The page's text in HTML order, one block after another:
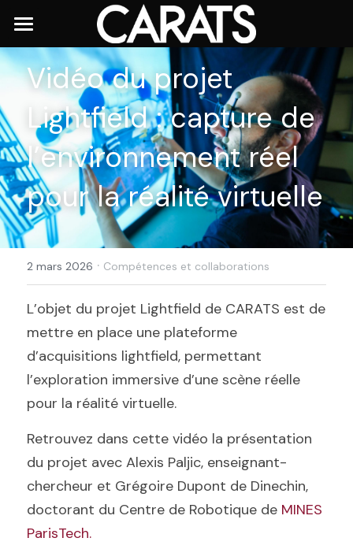
Accueil
Réalisations
Réseau Carats
Innover Ensemble
Actualités
Nous contacter
Vidéo du projet
Lightfield : capture de
l’environnement réel
pour la réalité virtuelle
2 mars 2026 · Compétences et collaborations
L’objet du projet Lightfield de CARATS est de
mettre en place une plateforme
d’acquisitions lightfield, permettant
l’exploration immersive d’une scène réelle
pour la réalité virtuelle.
Retrouvez dans cette vidéo la présentation
du projet avec Alexis Paljic, enseignant-
chercheur et Grégoire Dupont de Dinechin,
doctorant du Centre de Robotique de MINES
ParisTech.